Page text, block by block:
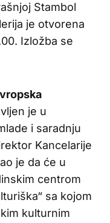
Stambol
je otvorena
Izložba se
je u
i saradnju
Kancelarije
je da će u
centrom
sa kojom
kulturnim